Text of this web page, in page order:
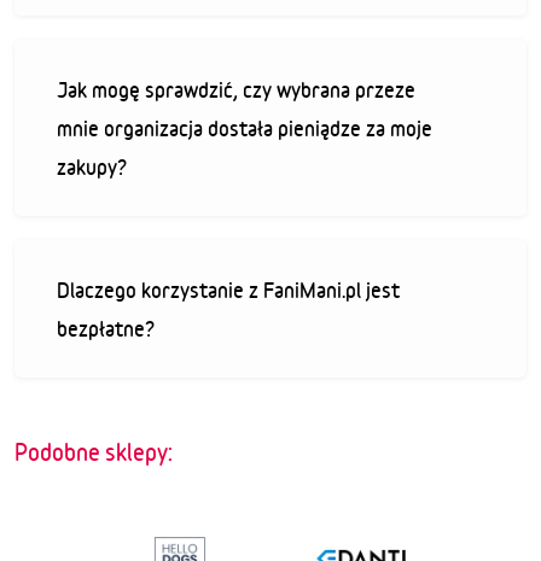
Jak mogę sprawdzić, czy wybrana przeze
mnie organizacja dostała pieniądze za moje
zakupy?
Dlaczego korzystanie z FaniMani.pl jest
bezpłatne?
Podobne sklepy: